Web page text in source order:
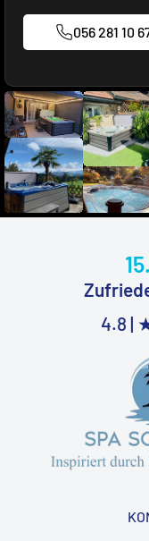
056 281 10
4.8 |